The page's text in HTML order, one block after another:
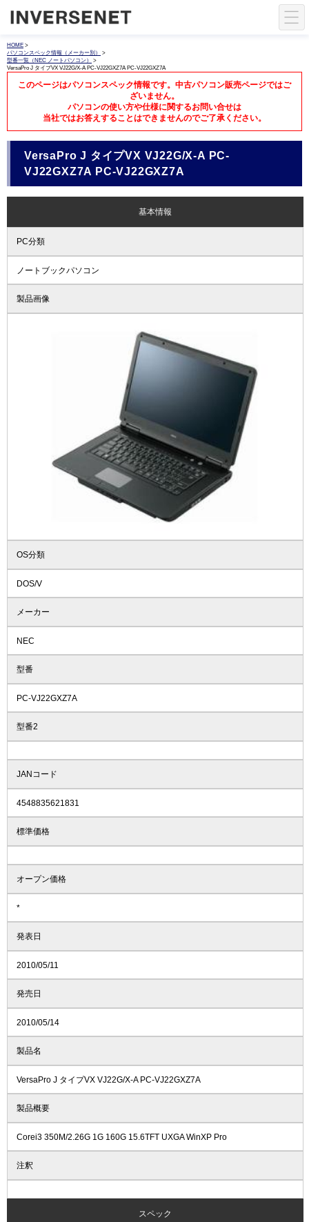
HOME >
パソコンスペック情報（メーカー別）
>
型番一覧（NEC ノートパソコン）
>
VersaPro J タイプVX VJ22G/X-A PC-VJ22GXZ7A PC-VJ22GXZ7A
このページはパソコンスペック情報です。中古パソコン販売ページではご
ざいません。
パソコンの使い方や仕様に関するお問い合せは
当社ではお答えすることはできませんのでご了承ください。
VersaPro J タイプVX VJ22G/X-A PC-
VJ22GXZ7A PC-VJ22GXZ7A
基本情報
PC分類
ノートブックパソコン
製品画像
OS分類
DOS/V
メーカー
NEC
型番
PC-VJ22GXZ7A
型番2
JANコード
4548835621831
標準価格
オープン価格
*
発表日
2010/05/11
発売日
2010/05/14
製品名
VersaPro J タイプVX VJ22G/X-A PC-VJ22GXZ7A
製品概要
Corei3 350M/2.26G 1G 160G 15.6TFT UXGA WinXP Pro
注釈
スペック